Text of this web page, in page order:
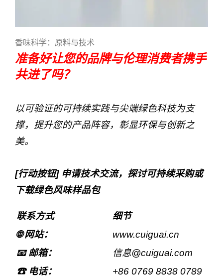
香味科学：原料与技术
准备好让您的品牌与伦理消费者携手
共进了吗？
以可验证的可持续实践与尖端绿色科技为支
撑，提升您的产品阵容，彰显环保与创新之
美。
[行动按钮] 申请技术交流，探讨可持续采购或
下载绿色风味样品包
联系方式
细节
🌐 网站：
www.cuiguai.cn
📧 邮箱：
信息@cuiguai.com
☎ 电话：
+86 0769 8838 0789